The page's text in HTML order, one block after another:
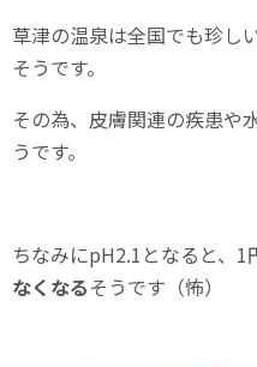
草津の温泉は全国でも珍し
そうです。
その為、皮膚関連の疾患や
うです。
ちなみにpH2.1となると、1
なくなるそうです（怖）